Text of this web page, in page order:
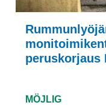
peruskorjaus
MÖJLIG